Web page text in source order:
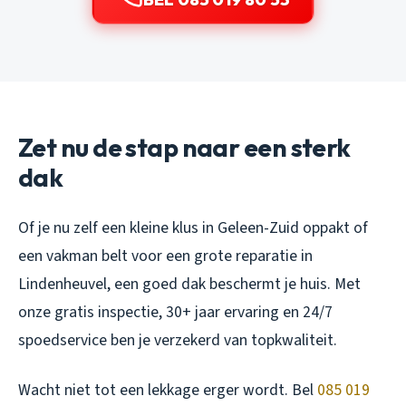
Zet nu de stap naar een sterk
dak
Of je nu zelf een kleine klus in Geleen-Zuid oppakt of
een vakman belt voor een grote reparatie in
Lindenheuvel, een goed dak beschermt je huis. Met
onze gratis inspectie, 30+ jaar ervaring en 24/7
spoedservice ben je verzekerd van topkwaliteit.
Wacht niet tot een lekkage erger wordt. Bel 085 019